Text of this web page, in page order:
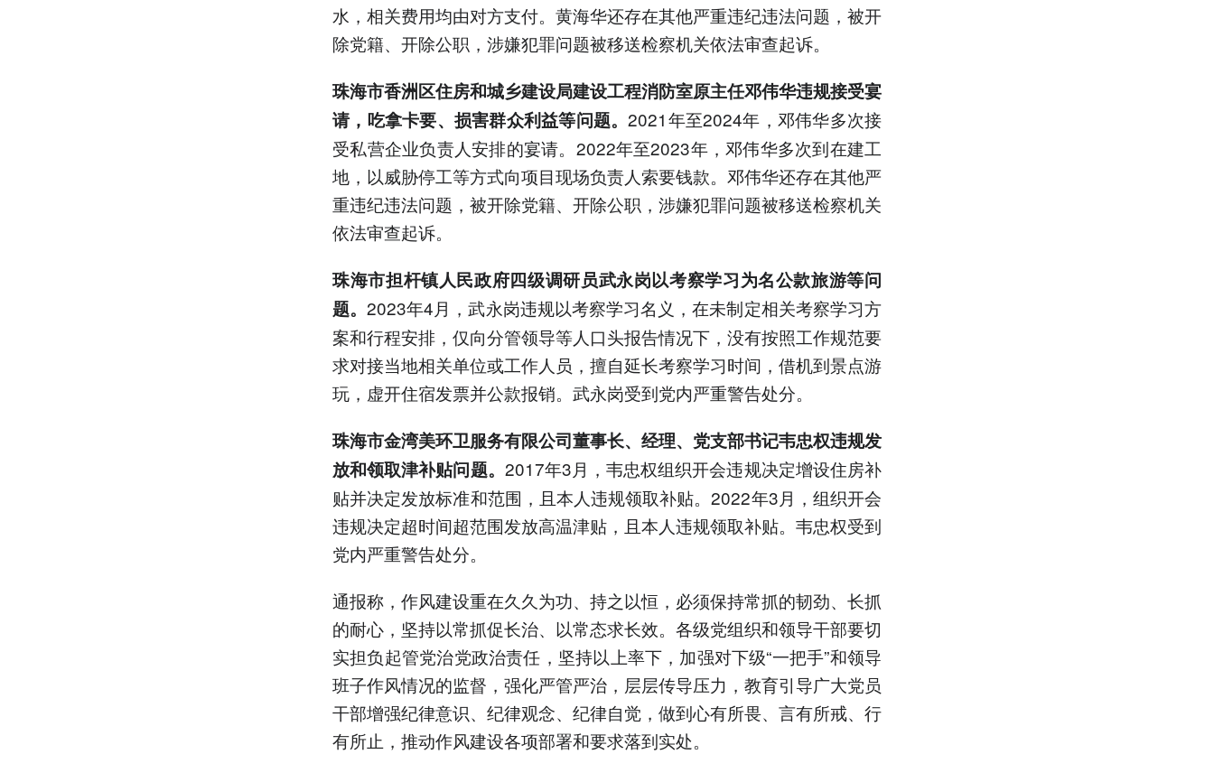
水，相关费用均由对方支付。黄海华还存在其他严重违纪违法问题，被开
除党籍、开除公职，涉嫌犯罪问题被移送检察机关依法审查起诉。
珠海市香洲区住房和城乡建设局建设工程消防室原主任邓伟华违规接受宴
请，吃拿卡要、损害群众利益等问题。2021年至2024年，邓伟华多次接
受私营企业负责人安排的宴请。2022年至2023年，邓伟华多次到在建工
地，以威胁停工等方式向项目现场负责人索要钱款。邓伟华还存在其他严
重违纪违法问题，被开除党籍、开除公职，涉嫌犯罪问题被移送检察机关
依法审查起诉。
珠海市担杆镇人民政府四级调研员武永岗以考察学习为名公款旅游等问
题。2023年4月，武永岗违规以考察学习名义，在未制定相关考察学习方
案和行程安排，仅向分管领导等人口头报告情况下，没有按照工作规范要
求对接当地相关单位或工作人员，擅自延长考察学习时间，借机到景点游
玩，虚开住宿发票并公款报销。武永岗受到党内严重警告处分。
珠海市金湾美环卫服务有限公司董事长、经理、党支部书记韦忠权违规发
放和领取津补贴问题。 2017年3月，韦忠权组织开会违规决定增设住房补
贴并决定发放标准和范围，且本人违规领取补贴。2022年3月，组织开会
违规决定超时间超范围发放高温津贴，且本人违规领取补贴。韦忠权受到
党内严重警告处分。
通报称，作风建设重在久久为功、持之以恒，必须保持常抓的韧劲、长抓
的耐心，坚持以常抓促长治、以常态求长效。各级党组织和领导干部要切
实担负起管党治党政治责任，坚持以上率下，加强对下级“一把手”和领导
班子作风情况的监督，强化严管严治，层层传导压力，教育引导广大党员
干部增强纪律意识、纪律观念、纪律自觉，做到心有所畏、言有所戒、行
有所止，推动作风建设各项部署和要求落到实处。